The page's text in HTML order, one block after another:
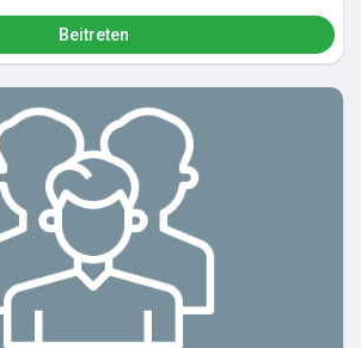
Beitreten